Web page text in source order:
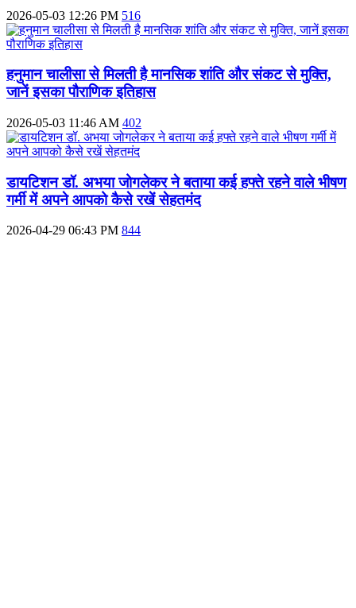
2026-05-03 12:26 PM 516
हनुमान चालीसा से मिलती है मानसिक शांति और संकट से मुक्ति,
जानें इसका पौराणिक इतिहास
2026-05-03 11:46 AM 402
डायटिशन डॉ. अभया जोगलेकर ने बताया कई हफ्ते रहने वाले भीषण
गर्मी में अपने आपको कैसे रखें सेहतमंद
2026-04-29 06:43 PM 844